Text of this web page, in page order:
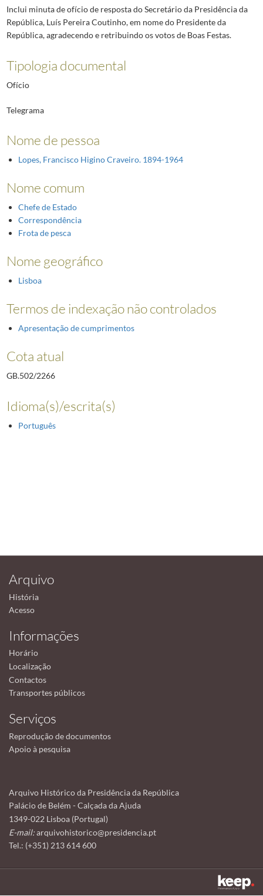
Inclui minuta de ofício de resposta do Secretário da Presidência da
República, Luís Pereira Coutinho, em nome do Presidente da
República, agradecendo e retribuindo os votos de Boas Festas.
Tipologia documental
Ofício
Telegrama
Nome de pessoa
Lopes, Francisco Higino Craveiro. 1894-1964
Nome comum
Chefe de Estado
Correspondência
Frota de pesca
Nome geográfico
Lisboa
Termos de indexação não controlados
Apresentação de cumprimentos
Cota atual
GB.502/2266
Idioma(s)/escrita(s)
Português
Arquivo
História
Acesso
Informações
Horário
Localização
Contactos
Transportes públicos
Serviços
Reprodução de documentos
Apoio à pesquisa
Arquivo Histórico da Presidência da República
Palácio de Belém - Calçada da Ajuda
1349-022 Lisboa (Portugal)
E-mail:arquivohistorico@presidencia.pt
Tel.: (+351) 213 614 600